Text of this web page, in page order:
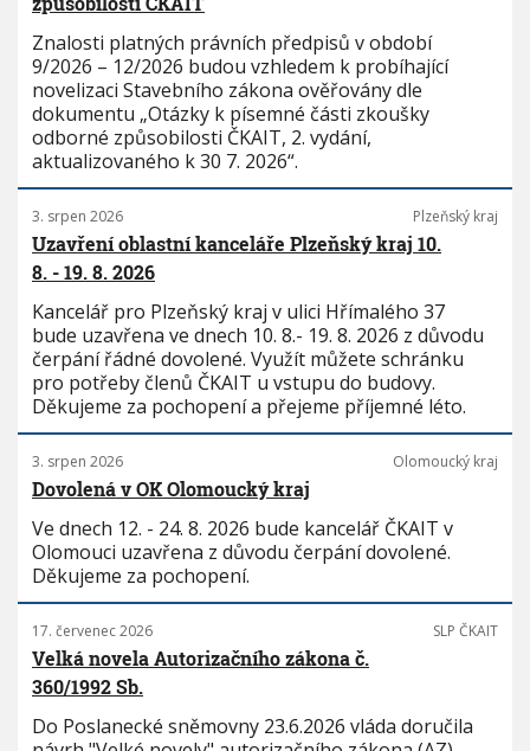
Znalosti platných právních předpisů v období
9/2026 – 12/2026 budou vzhledem k probíhající
novelizaci Stavebního zákona ověřovány dle
dokumentu „Otázky k písemné části zkoušky
odborné způsobilosti ČKAIT, 2. vydání,
aktualizovaného k 30 7. 2026“.
3. srpen 2026 Plzeňský kraj
Uzavření oblastní kanceláře Plzeňský kraj 10.
8. - 19. 8. 2026
Kancelář pro Plzeňský kraj v ulici Hřímalého 37
bude uzavřena ve dnech 10. 8.- 19. 8. 2026 z důvodu
čerpání řádné dovolené. Využít můžete schránku
pro potřeby členů ČKAIT u vstupu do budovy.
Děkujeme za pochopení a přejeme příjemné léto.
3. srpen 2026 Olomoucký kraj
Dovolená v OK Olomoucký kraj
Ve dnech 12. - 24. 8. 2026 bude kancelář ČKAIT v
Olomouci uzavřena z důvodu čerpání dovolené.
Děkujeme za pochopení.
17. červenec 2026 SLP ČKAIT
Velká novela Autorizačního zákona č.
360/1992 Sb.
Do Poslanecké sněmovny 23.6.2026 vláda doručila